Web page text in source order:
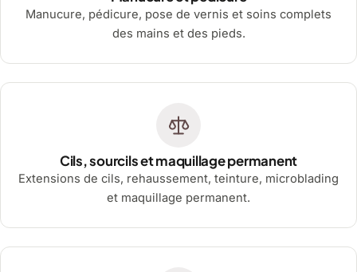
Manucure, pédicure, pose de vernis et soins complets
des mains et des pieds.
Cils, sourcils et maquillage permanent
Extensions de cils, rehaussement, teinture, microblading
et maquillage permanent.